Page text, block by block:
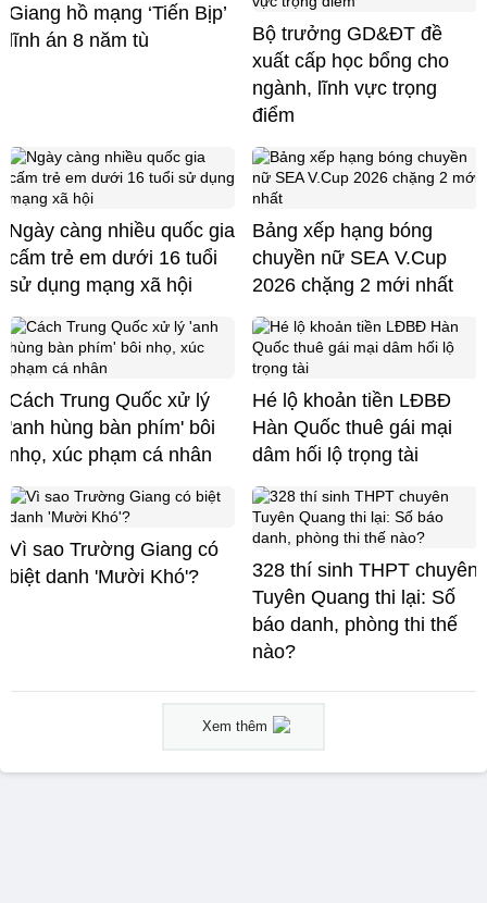
Giang hồ mạng ‘Tiến Bịp’
lĩnh án 8 năm tù
Bộ trưởng GD&ĐT đề
xuất cấp học bổng cho
ngành, lĩnh vực trọng
điểm
Ngày càng nhiều quốc gia
cấm trẻ em dưới 16 tuổi
sử dụng mạng xã hội
Bảng xếp hạng bóng
chuyền nữ SEA V.Cup
2026 chặng 2 mới nhất
Cách Trung Quốc xử lý
'anh hùng bàn phím' bôi
nhọ, xúc phạm cá nhân
Hé lộ khoản tiền LĐBĐ
Hàn Quốc thuê gái mại
dâm hối lộ trọng tài
Vì sao Trường Giang có
biệt danh 'Mười Khó'?
328 thí sinh THPT chuyên
Tuyên Quang thi lại: Số
báo danh, phòng thi thế
nào?
Xem thêm